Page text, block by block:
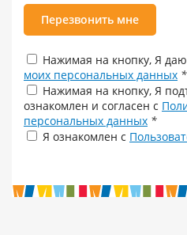
Перезвонить мне
Нажимая на кнопку, Я даю
моих персональных данных *
Нажимая на кнопку, Я
ознакомлен и согласен с
персональных данных *
Я ознакомлен с